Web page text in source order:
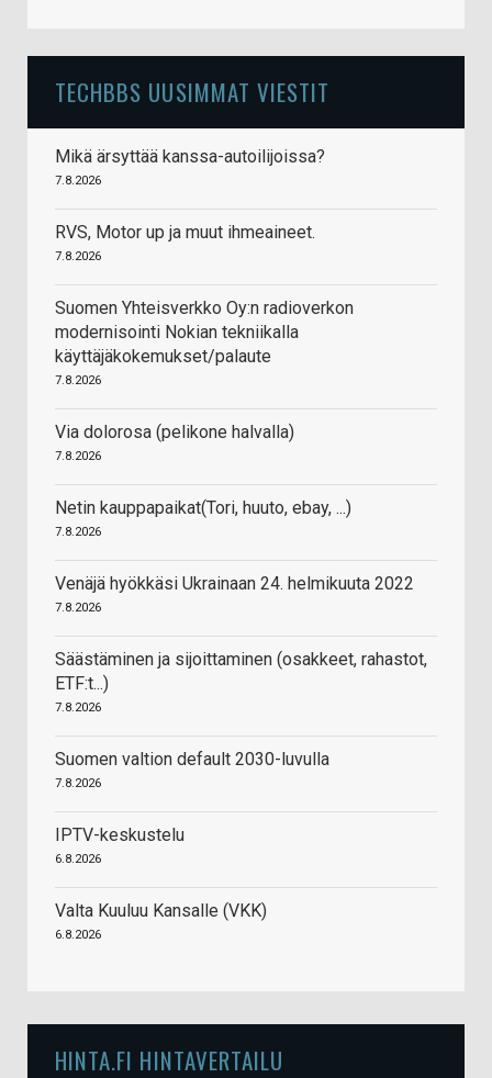
TECHBBS UUSIMMAT VIESTIT
Mikä ärsyttää kanssa-autoilijoissa?
7.8.2026
RVS, Motor up ja muut ihmeaineet.
7.8.2026
Suomen Yhteisverkko Oy:n radioverkon
modernisointi Nokian tekniikalla
käyttäjäkokemukset/palaute
7.8.2026
Via dolorosa (pelikone halvalla)
7.8.2026
Netin kauppapaikat(Tori, huuto, ebay, ...)
7.8.2026
Venäjä hyökkäsi Ukrainaan 24. helmikuuta 2022
7.8.2026
Säästäminen ja sijoittaminen (osakkeet, rahastot,
ETF:t...)
7.8.2026
Suomen valtion default 2030-luvulla
7.8.2026
IPTV-keskustelu
6.8.2026
Valta Kuuluu Kansalle (VKK)
6.8.2026
HINTA.FI HINTAVERTAILU